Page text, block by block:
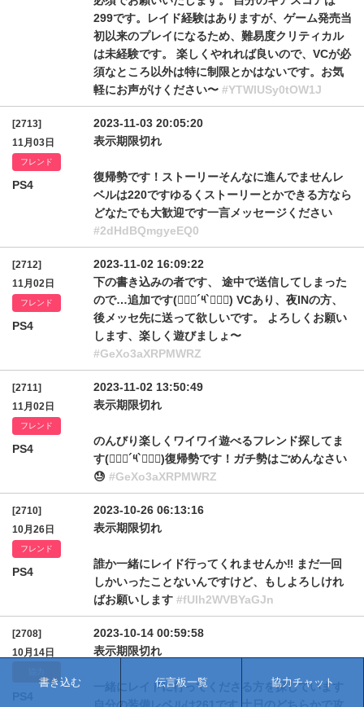
299です。レイド経験はありますが、ゲーム発売当
初以来のプレイになるため、難易度クリティカル
は未経験です。 楽しくやれれば良いので、VCが必
須なところ以外は特に制限とかはないです。お気
軽にお声がけください〜 #YTWlUSy0tOW1J
[2713]
11月03日
フレンド
PS4
2023-11-03 20:05:20
表示期限切れ
復帰勢です！ストーリーそんなに進んでませんレ
ベルは220ですゆるくストーリーとかできる方なら
どなたでも大歓迎です一言メッセージください
#2dHdBQmgyeEQ0
[2712]
11月02日
フレンド
PS4
2023-11-02 16:09:22
下の書き込みの者です、 途中で送信してしまった
ので…追加です(๑⃙⃘´༥`๑⃙⃘) VCあり、夜INの方、
後メッセ先に送って欲しいです。 よろしくお願い
します、楽しく遊びましょ〜
#GeXo3aXRPMWRZ
[2711]
11月02日
フレンド
PS4
2023-11-02 13:50:49
表示期限切れ
のんびり楽しくワイワイ遊べるフレンド探してま
す(๑⃙⃘´༥`๑⃙⃘)復帰勢です！ガチ勢はごめんなさい
😓 #GeXo3aXRPMWRZ
[2710]
10月26日
フレンド
PS4
2023-10-26 06:13:16
表示期限切れ
誰か一緒にレイド行ってくれませんか‼️ まだ一回
しかいったことないんですけど、もしよろしけれ
ばお願いします #fUlh2WVBYaGJn
[2708]
10月14日
2023-10-14 00:59:58
表示期限切れ
一緒にレイドに行ってくださる方を探しています
書き込む 伝言板一覧 協力チャット